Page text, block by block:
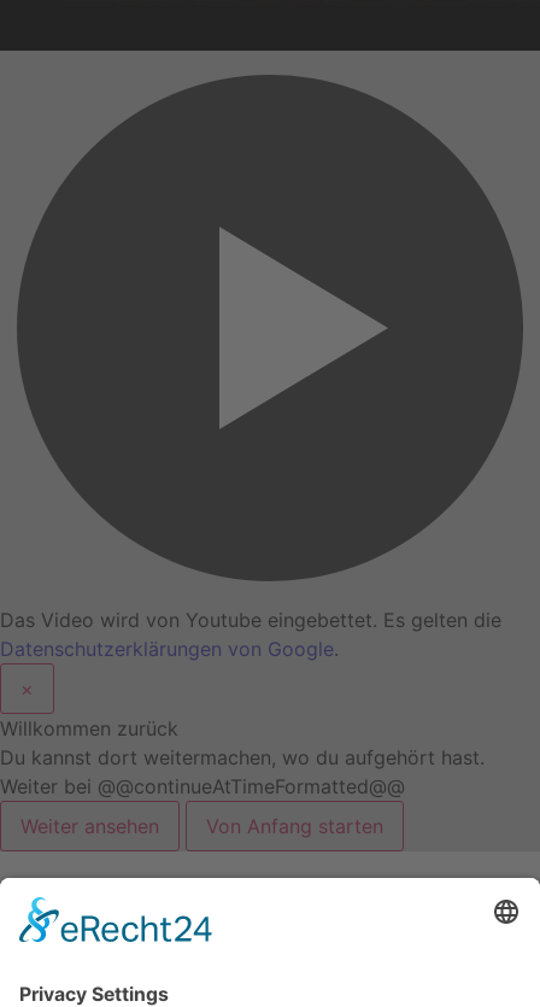
Das Video wird von Youtube eingebettet. Es gelten die
Datenschutzerklärungen von Google.
×
Willkommen zurück
Du kannst dort weitermachen, wo du aufgehört hast.
Weiter bei @@continueAtTimeFormatted@@
Weiter ansehen
Von Anfang starten
5.12.2024 - 18 Uhr